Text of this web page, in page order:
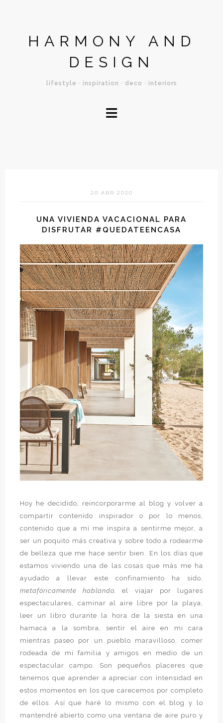
HARMONY AND
DESIGN
lifestyle · inspiration · deco · interiors
≡
20 ABR 2020
UNA VIVIENDA VACACIONAL PARA
DISFRUTAR #QUEDATEENCASA
Hoy he decidido, reincorporarme al blog y volver a
compartir contenido inspirador o por lo menos,
contenido que a mí me inspira a sentirme mejor, a
ser un poquito más creativa y sobre todo a rodearme
de belleza que me hace sentir bien. En los días que
estamos viviendo una de las cosas que más me ha
ayudado a llevar este confinamiento ha sido,
metafóricamente hablando,
el viajar por lugares
espectaculares, caminar al aire libre por la playa,
leer un libro durante la hora de la siesta en una
hamaca a la sombra, sentir el aire en mi cara
mientras paseo por un pueblo maravilloso, comer
rodeada de mi familia y amigos en medio de un
espectacular campo. Son pequeños placeres que
tenemos que aprender a apreciar con intensidad en
estos momentos en los que carecemos por completo
de ellos. Así que haré lo mismo con el blog y lo
mantendré abierto como una ventana de aire puro y